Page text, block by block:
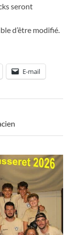
seront
d’être modifié.
E-mail